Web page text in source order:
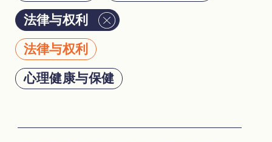
法律与权利
法律与权利
心理健康与保健